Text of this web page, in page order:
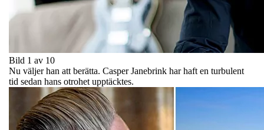
Bild 1 av 10
Nu väljer han att berätta. Casper Janebrink har haft en turbulent
tid sedan hans otrohet upptäcktes.